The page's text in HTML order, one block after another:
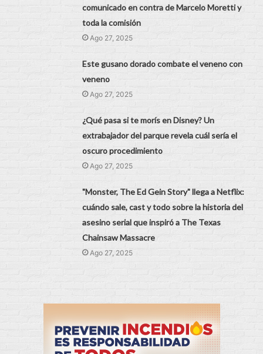
comunicado en contra de Marcelo Moretti y
toda la comisión
Ago 27, 2025
Este gusano dorado combate el veneno con
veneno
Ago 27, 2025
¿Qué pasa si te morís en Disney? Un
extrabajador del parque revela cuál sería el
oscuro procedimiento
Ago 27, 2025
"Monster, The Ed Gein Story" llega a Netflix:
cuándo sale, cast y todo sobre la historia del
asesino serial que inspiró a The Texas
Chainsaw Massacre
Ago 27, 2025